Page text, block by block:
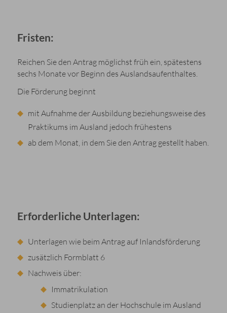
Fristen:
Reichen Sie den Antrag möglichst früh ein, spätestens
sechs Monate vor Beginn des Auslandsaufenthaltes.
Die Förderung beginnt
mit Aufnahme der Ausbildung beziehungsweise des
Praktikums im Ausland jedoch frühestens
ab dem Monat, in dem Sie den Antrag gestellt haben.
Erforderliche Unterlagen:
Unterlagen wie beim Antrag auf Inlandsförderung
zusätzlich Formblatt 6
Nachweis über:
Immatrikulation
Studienplatz an der Hochschule im Ausland